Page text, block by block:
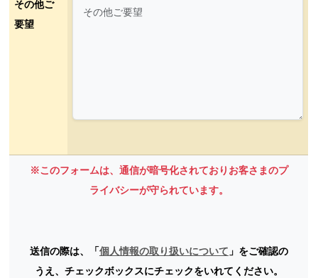
その他ご
要望
※このフォームは、通信が暗号化されておりお客さまのプ
ライバシーが守られています。
送信の際は、「個人情報の取り扱いについて 」をご確認の
うえ、チェックボックスにチェックをいれてください。